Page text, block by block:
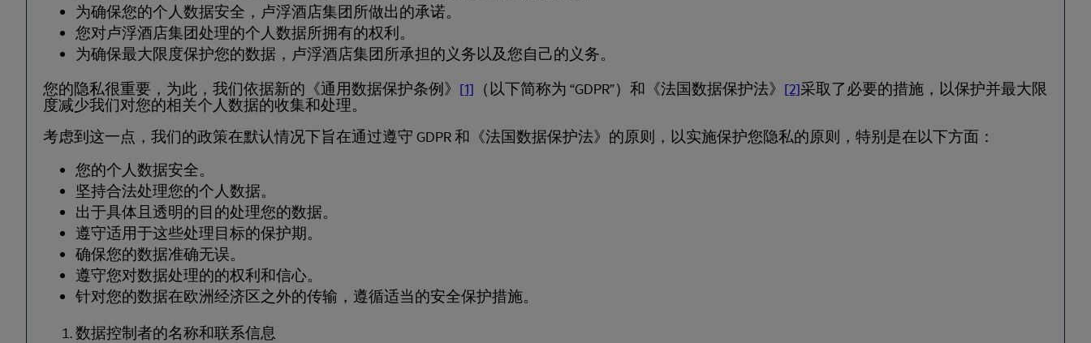
为确保您的个人数据安全，卢浮酒店集团所做出的承诺。
您对卢浮酒店集团处理的个人数据所拥有的权利。
为确保最大限度保护您的数据，卢浮酒店集团所承担的义务以及您自己的义务。
您的隐私很重要，为此，我们依据新的《通用数据保护条例》 [1] （以下简称为 “GDPR”）和《法国数据保护法》 [2]采取了必要的措施，以保护并最大限
度减少我们对您的相关个人数据的收集和处理。
考虑到这一点，我们的政策在默认情况下旨在通过遵守 GDPR 和《法国数据保护法》的原则，以实施保护您隐私的原则，特别是在以下方面：
您的个人数据安全。
坚持合法处理您的个人数据。
出于具体且透明的目的处理您的数据。
遵守适用于这些处理目标的保护期。
确保您的数据准确无误。
遵守您对数据处理的的权利和信心。
针对您的数据在欧洲经济区之外的传输，遵循适当的安全保护措施。
数据控制者的名称和联系信息